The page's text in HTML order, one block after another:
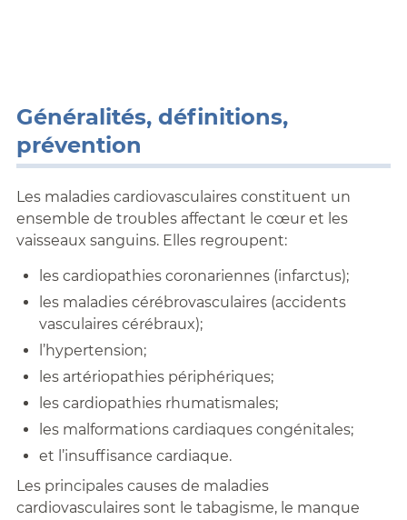
Généralités, définitions,
prévention
Les maladies cardiovasculaires constituent un
ensemble de troubles affectant le cœur et les
vaisseaux sanguins. Elles regroupent:
les cardiopathies coronariennes (infarctus);
les maladies cérébrovasculaires (accidents
vasculaires cérébraux);
l’hypertension;
les artériopathies périphériques;
les cardiopathies rhumatismales;
les malformations cardiaques congénitales;
et l’insuffisance cardiaque.
Les principales causes de maladies
cardiovasculaires sont le tabagisme, le manque